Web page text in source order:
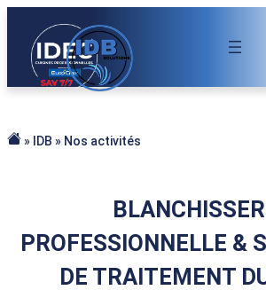
contenu
Accueil
» IDB » Nos activités
PROFESSIONNELLE &
DE TRAITEMENT